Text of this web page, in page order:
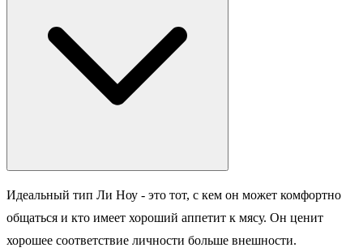
Идеальный тип Ли Ноу - это тот, с кем он может комфортно
общаться и кто имеет хороший аппетит к мясу. Он ценит
хорошее соответствие личности больше внешности.